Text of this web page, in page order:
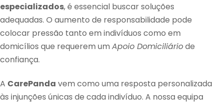
especializados, é essencial buscar soluções
adequadas. O aumento de responsabilidade pode
colocar pressão tanto em indivíduos como em
domicílios que requerem um Apoio Domiciliáriode
confiança.
A CarePanda vem como uma resposta personalizada
às injunções únicas de cada indivíduo. A nossa equipa